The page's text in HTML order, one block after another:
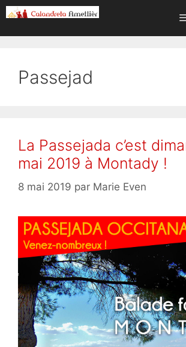
Aller
au
contenu
Passejad
La Passejada c’est
mai 2019 à Montady !
8 mai 2019 par Marie Even